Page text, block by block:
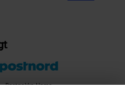
Postpakke Home